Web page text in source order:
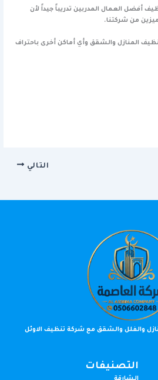
أفضل العمال المدربين تدريباً جيداً لأن
من شركتنا.
المنازل والشقق وأي أماكن أخرى باحتراف
التالي
والفلل والشقق مع شركة تنظيف الاوئل
التصنيفات